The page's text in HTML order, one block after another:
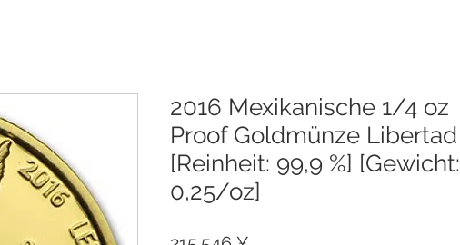
2016 Mexikanische 1/4 oz
Proof Goldmünze Libertad
[Reinheit: 99,9 %] [Gewicht:
0,25/oz]